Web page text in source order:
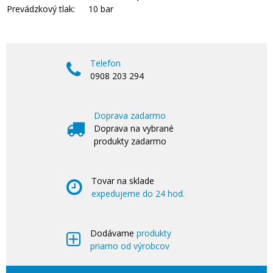
Prevádzkový tlak:
10 bar
Telefon
0908 203 294
Doprava zadarmo
Doprava na vybrané
produkty zadarmo
Tovar na sklade
expedujeme do 24 hod.
Dodávame produkty
priamo od výrobcov